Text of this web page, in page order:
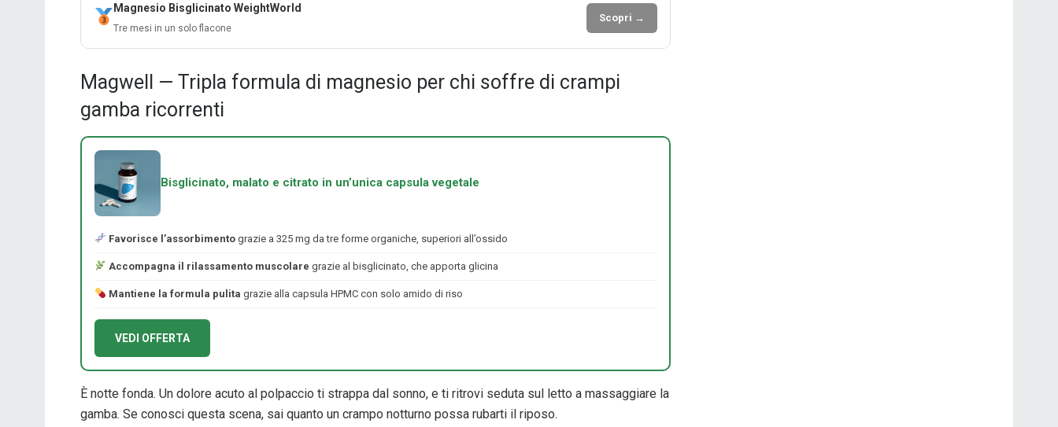
Magnesio Bisglicinato WeightWorld
Tre mesi in un solo flacone
Scopri →
Magwell — Tripla formula di magnesio per chi soffre di crampi
gamba ricorrenti
Bisglicinato, malato e citrato in un’unica capsula vegetale
Favorisce l’assorbimentograzie a 325 mg da tre forme organiche, superiori all’ossido
Accompagna il rilassamento muscolare grazie al bisglicinato, che apporta glicina
Mantiene la formula pulita grazie alla capsula HPMC con solo amido di riso
VEDI OFFERTA
È notte fonda. Un dolore acuto al polpaccio ti strappa dal sonno, e ti ritrovi seduta sul letto a massaggiare la
gamba. Se conosci questa scena, sai quanto un crampo notturno possa rubarti il riposo.